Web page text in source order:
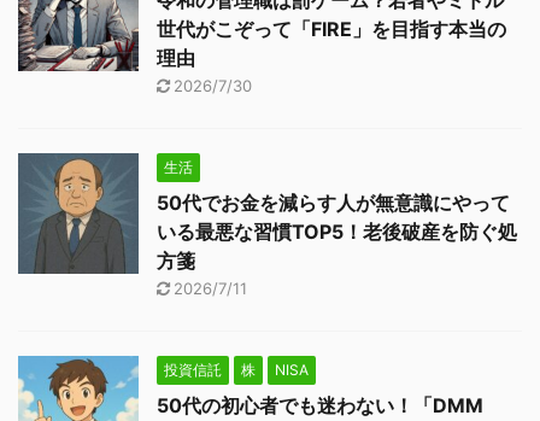
世代がこぞって「FIRE」を目指す本当の
理由
2026/7/30
生活
50代でお金を減らす人が無意識にやって
いる最悪な習慣TOP5！老後破産を防ぐ処
方箋
2026/7/11
投資信託 株 NISA
50代の初心者でも迷わない！「DMM